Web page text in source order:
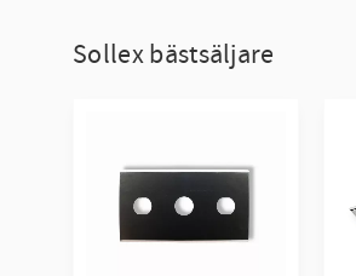
Sollex bästsäljare